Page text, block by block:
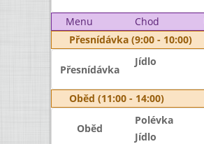
Menu Chod
Přesnídávka (9:00 - 10:00)
Přesnídávka
Jídlo
Oběd (11:00 - 14:00)
Oběd
Polévka
Jídlo